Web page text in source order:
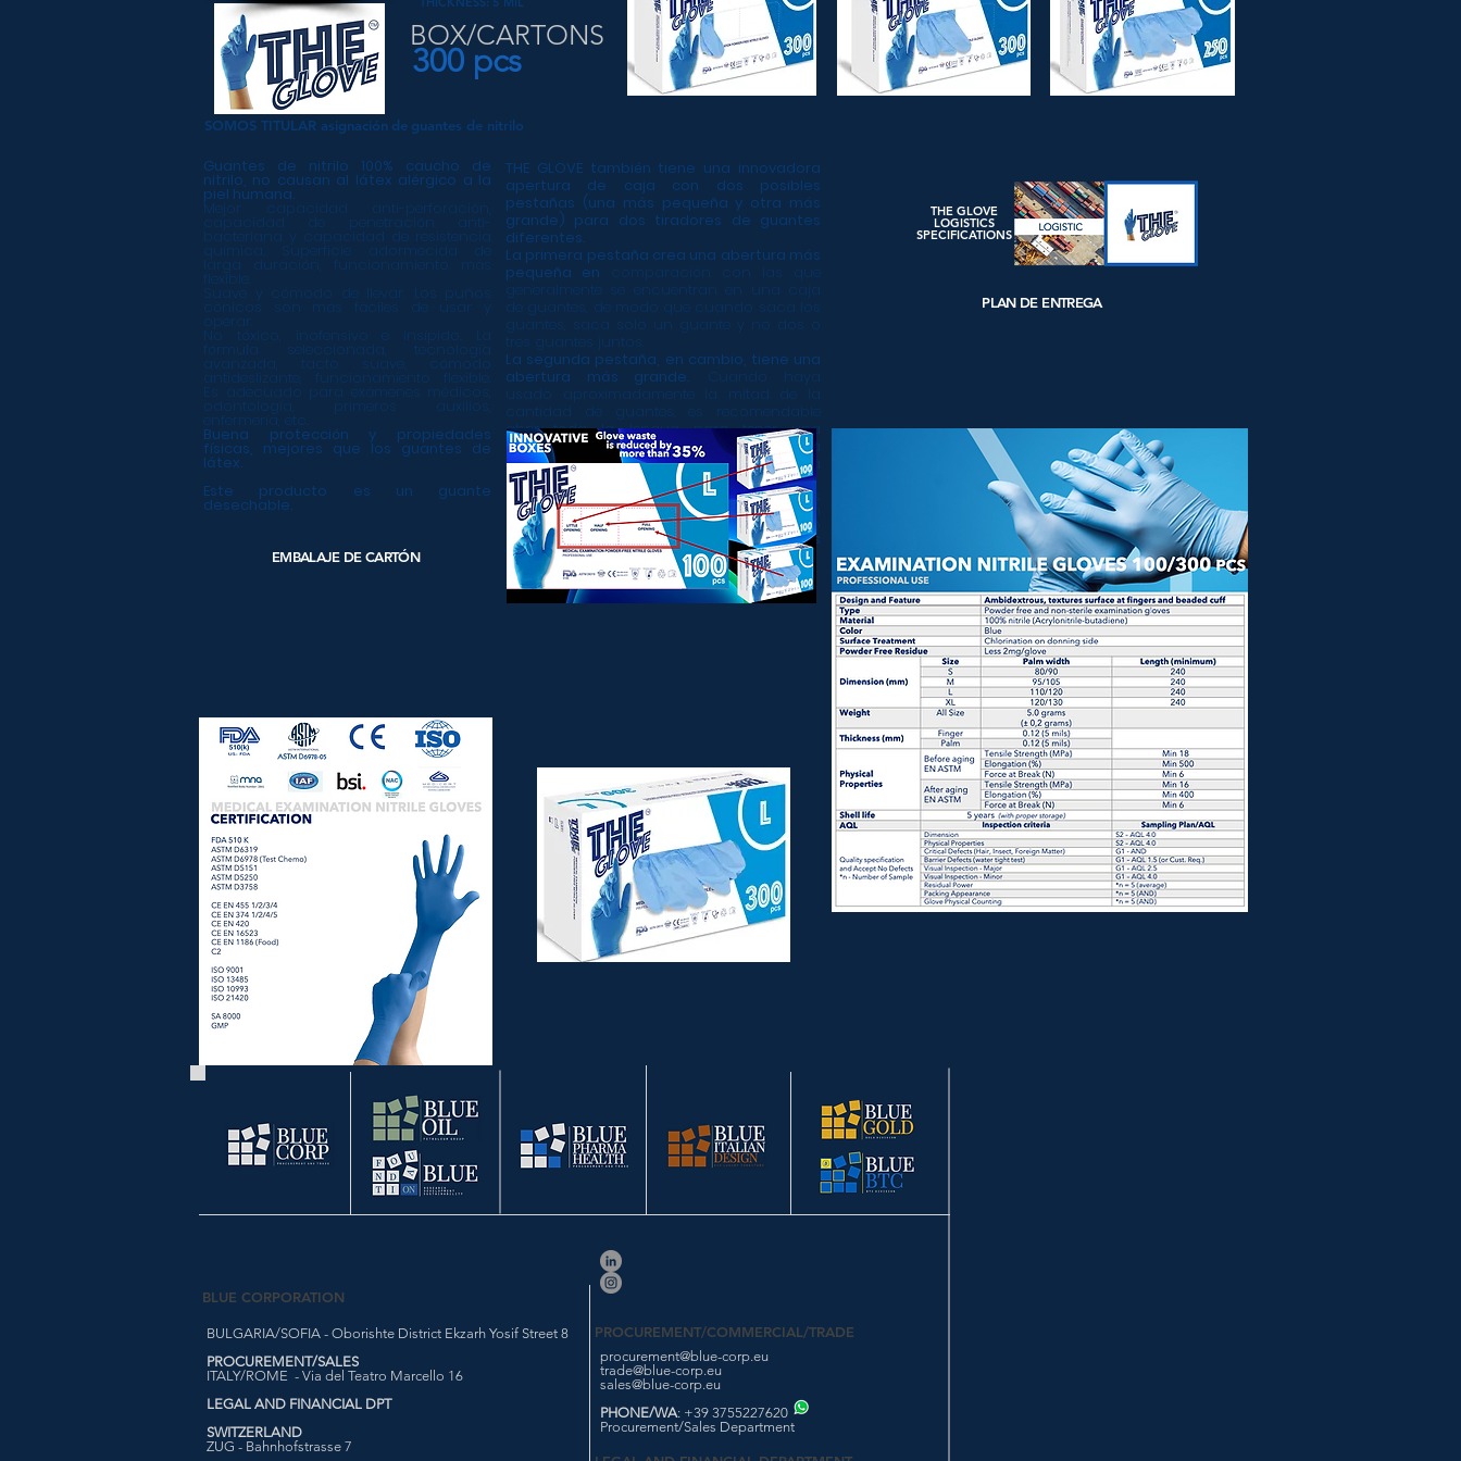
BOX/CARTONS
300 pcs
SOMOS TITULAR asignación de guantes de nitrilo
Guantes de nitrilo 100% caucho de
nitrilo, no causan al látex alérgico a la
piel humana.
Mejor capacidad anti-perforación,
capacidad de penetración anti-
bacteriana y capacidad de resistencia
química. Superficie adormecida de
larga duración, funcionamiento más
flexible.
Suave y cómodo de llevar. Los puños
cónicos son más fáciles de usar y
operar.
No tóxico, inofensivo e insípido. La
fórmula seleccionada, tecnología
avanzada, tacto suave, cómodo
antideslizante, funcionamiento flexible.
Es adecuado para exámenes médicos,
odontología, primeros auxilios,
enfermería, etc.
Buena protección y propiedades
físicas, mejores que los guantes de
látex.
Este producto es un guante
desechable.
EMBALAJE DE CARTÓN
THE GLOVE también tiene una innovadora
apertura de caja con dos posibles
pestañas (una más pequeña y otra más
grande) para dos tiradores de guantes
diferentes.
La primera pestaña crea una abertura más
pequeña en
comparación con las que
generalmente se encuentran en una caja
de guantes, de modo que cuando saca los
guantes, saca solo un guante y no dos o
tres guantes juntos.
La segunda pestaña, en cambio, tiene una
abertura más grande. Cuando haya
usado aproximadamente la mitad de la
cantidad de guantes, es recomendable
abrir toda la lengua para tener una
abertura más amplia y facilitar la
extracción de los guantes restantes en la
caja.
Esta solución evita que algunos guantes
caigan al suelo al extraerlos y queden
inutilizables, provocando un desperdicio
innecesario.Mediante este sistema, los
residuos se reducen hasta en un 35%.
THE GLOVE
LOGISTICS
SPECIFICATIONS
PLAN DE ENTREGA
BULGARIA/SOFIA - Oborishte District Ekzarh Yosif Street 8
PROCUREMENT/SALES
ITALY/ROME - Via del Teatro Marcello 16
LEGAL AND FINANCIAL DPT
SWITZERLAND
ZUG - Bahnhofstrasse 7
procurement@blue-corp.eu
trade@blue-corp.eu
sales@blue-corp.eu
PHONE/WA: +39 3755227620
Procurement/Sales Department
BLUE CORPORATION
PROCUREMENT/COMMERCIAL/TRADE